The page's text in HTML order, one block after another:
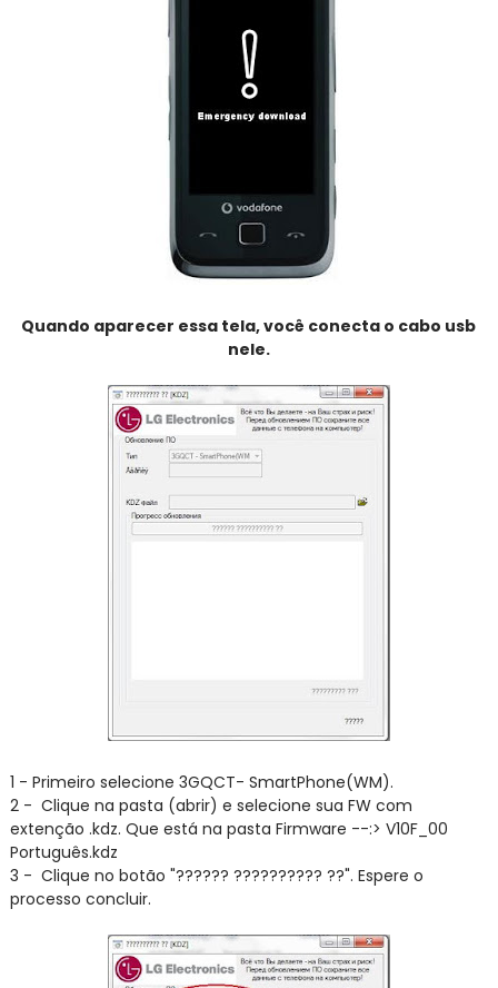
Quando aparecer essa tela, você conecta o cabo usb
nele.
1 - Primeiro selecione 3GQCT- SmartPhone(WM).
2 - Clique na pasta (abrir) e selecione sua FW com
extenção .kdz. Que está na pasta Firmware --:> V10F_00
Português.kdz
3 - Clique no botão "?????? ?????????? ??". Espere o
processo concluir.